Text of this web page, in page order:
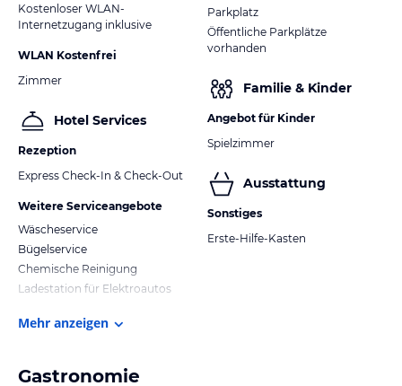
Kostenloser WLAN-
Internetzugang inklusive
WLAN Kostenfrei
Zimmer
Hotel Services
Rezeption
Express Check-In & Check-Out
Weitere Serviceangebote
Wäscheservice
Bügelservice
Chemische Reinigung
Ladestation für Elektroautos
Parkplatz
Öffentliche Parkplätze
vorhanden
Familie & Kinder
Angebot für Kinder
Spielzimmer
Ausstattung
Sonstiges
Erste-Hilfe-Kasten
Mehr anzeigen
Gastronomie